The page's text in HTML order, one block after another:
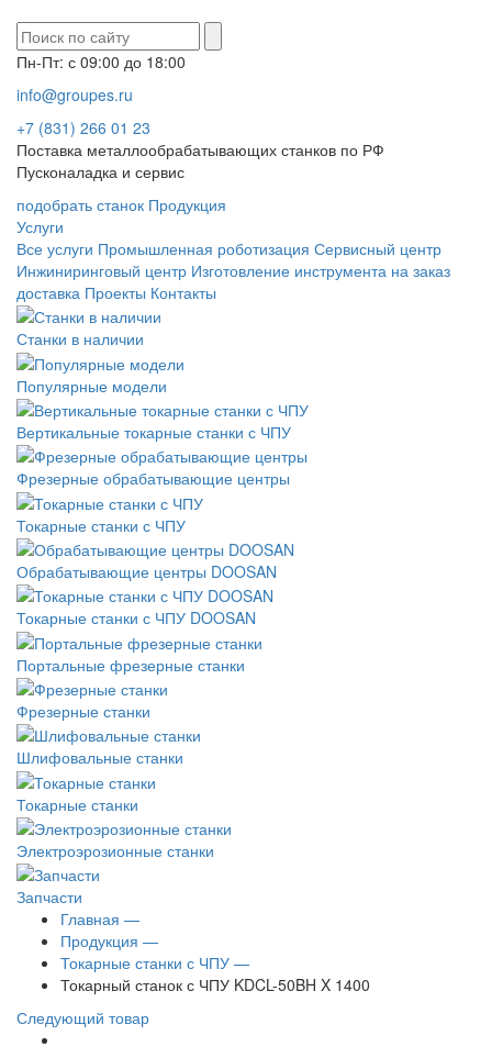
Пн-Пт: с 09:00 до 18:00
info@groupes.ru
+7 (831) 266 01 23
Поставка металлообрабатывающих станков по РФ
Пусконаладка и сервис
подобрать станок Продукция
Услуги
Все услуги Промышленная роботизация Сервисный центр
Инжиниринговый центр Изготовление инструмента на заказ
доставка Проекты Контакты
Станки в наличии
Популярные модели
Вертикальные токарные станки с ЧПУ
Фрезерные обрабатывающие центры
Токарные станки с ЧПУ
Обрабатывающие центры DOOSAN
Токарные станки с ЧПУ DOOSAN
Портальные фрезерные станки
Фрезерные станки
Шлифовальные станки
Токарные станки
Электроэрозионные станки
Запчасти
Главная —
Продукция —
Токарные станки с ЧПУ —
Токарный станок с ЧПУ KDCL-50BH X 1400
Следующий товар